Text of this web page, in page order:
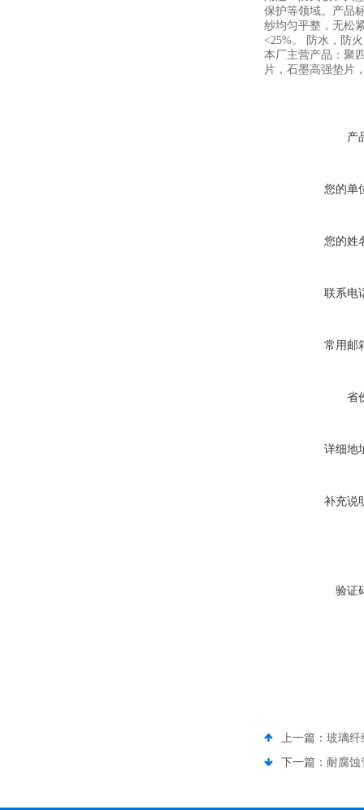
保护等领域。产品
纱均匀平整，无松
<25%。 防水，防
本厂主营产品：聚
片，石墨高强垫片
产
您的单
您的姓
联系电
常用邮
省
详细地
补充说
验证
上一篇： 玻璃纤
下一篇： 耐腐蚀